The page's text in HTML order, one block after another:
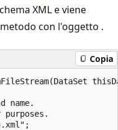
XML e viene
metodo con l'oggetto .
Copia
name.
purposes.